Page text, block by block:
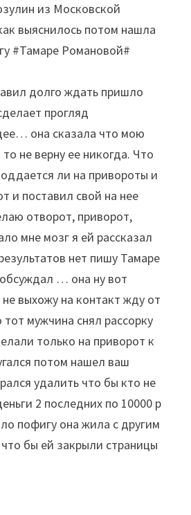
из Московской
выяснилось потом нашла
#Тамаре Романовой#
долго ждать пришло
прогляд
она сказала что мою
не верну ее никогда. Что
ли на привороты и
и поставил свой на нее
отворот, приворот,
мне мозг я ей рассказал
нет пишу Тамаре
обсуждал … она ну вот
выхожу на контакт жду от
мужчина снял рассорку
только на приворот к
потом нашел ваш
удалить что бы кто не
2 последних по 10000 р
пофигу она жила с другим
бы ей закрыли страницы